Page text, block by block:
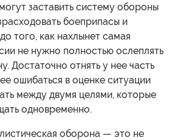
заставить систему обороны
боеприпасы и
того, как нахлынет самая
не нужно полностью ослеплять
Достаточно отнять у нее часть
ошибаться в оценке ситуации
между двумя целями, которые
одновременно.
оборона — это не